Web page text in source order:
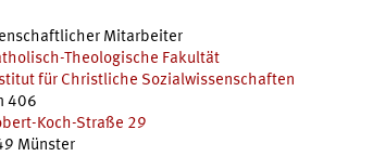
Mitarbeiter
Theologische Fakultät
für Christliche Sozialwissenschaften
406
Koch-Straße 29
Münster